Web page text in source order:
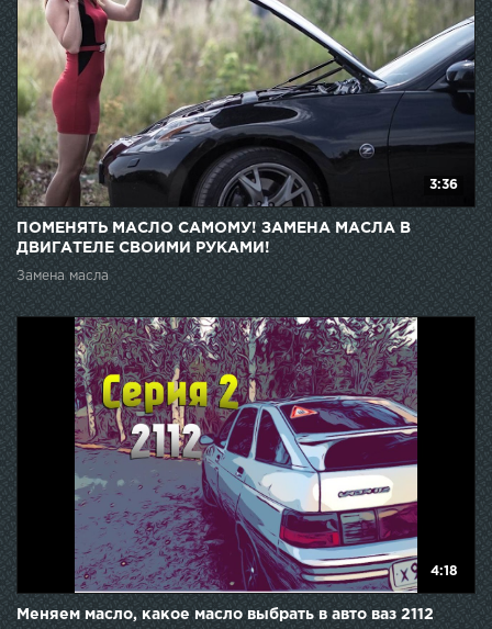
3:36
ПОМЕНЯТЬ МАСЛО САМОМУ! ЗАМЕНА МАСЛА В
ДВИГАТЕЛЕ СВОИМИ РУКАМИ!
Замена масла
4:18
Меняем масло, какое масло выбрать в авто ваз 2112